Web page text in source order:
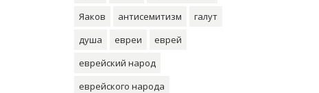
Яаков
антисемитизм
галут
душа
евреи
еврей
еврейский народ
еврейского народа